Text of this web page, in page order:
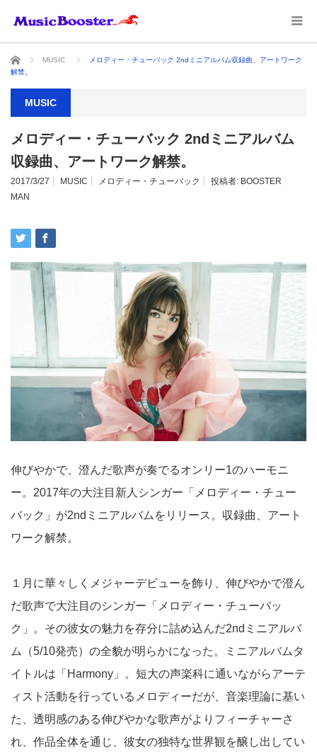
ホーム MUSIC
メロディー・チューバック 2ndミニアルバム収録曲、アートワーク
解禁。
MUSIC
メロディー・チューバック 2ndミニアルバム
収録曲、アートワーク解禁。
2017/3/27 MUSIC メロディー・チューバック 投稿者: BOOSTER
MAN
伸びやかで、澄んだ歌声が奏でるオンリー1のハーモニ
ー。2017年の大注目新人シンガー「メロディー・チュー
バック」が2ndミニアルバムをリリース。収録曲、アート
ワーク解禁。
１月に華々しくメジャーデビューを飾り、伸びやかで澄ん
だ歌声で大注目のシンガー「メロディー・チューバッ
ク」。その彼女の魅力を存分に詰め込んだ2ndミニアルバ
ム（5/10発売）の全貌が明らかになった。ミニアルバムタ
イトルは「Harmony」。短大の声楽科に通いながらアーテ
ィスト活動を行っているメロディーだが、音楽理論に基い
た、透明感のある伸びやかな歌声がよりフィーチャーさ
れ、作品全体を通じ、彼女の独特な世界観を醸し出してい